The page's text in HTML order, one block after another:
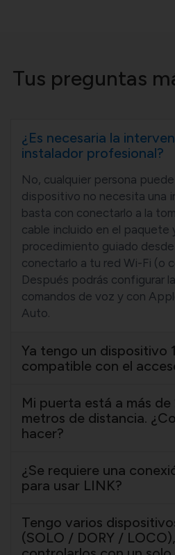
Tus preguntas
¿Es necesaria la
instalador profesional?
No, cualquier persona
dispositivo no necesita una
basta con conectarlo a la
cable incluido en el paquete
procedimiento guiado
conectarlo a tu red Wi-Fi (o
Después podrás configurar
comandos de voz y con
Auto.
Ya tengo un dispositivo
compatible con el
Mi puerta está a más
metros de distancia.
hacer?
¿Se requiere una
para usar LINK?
Tengo varios
(SOLO / DORY /